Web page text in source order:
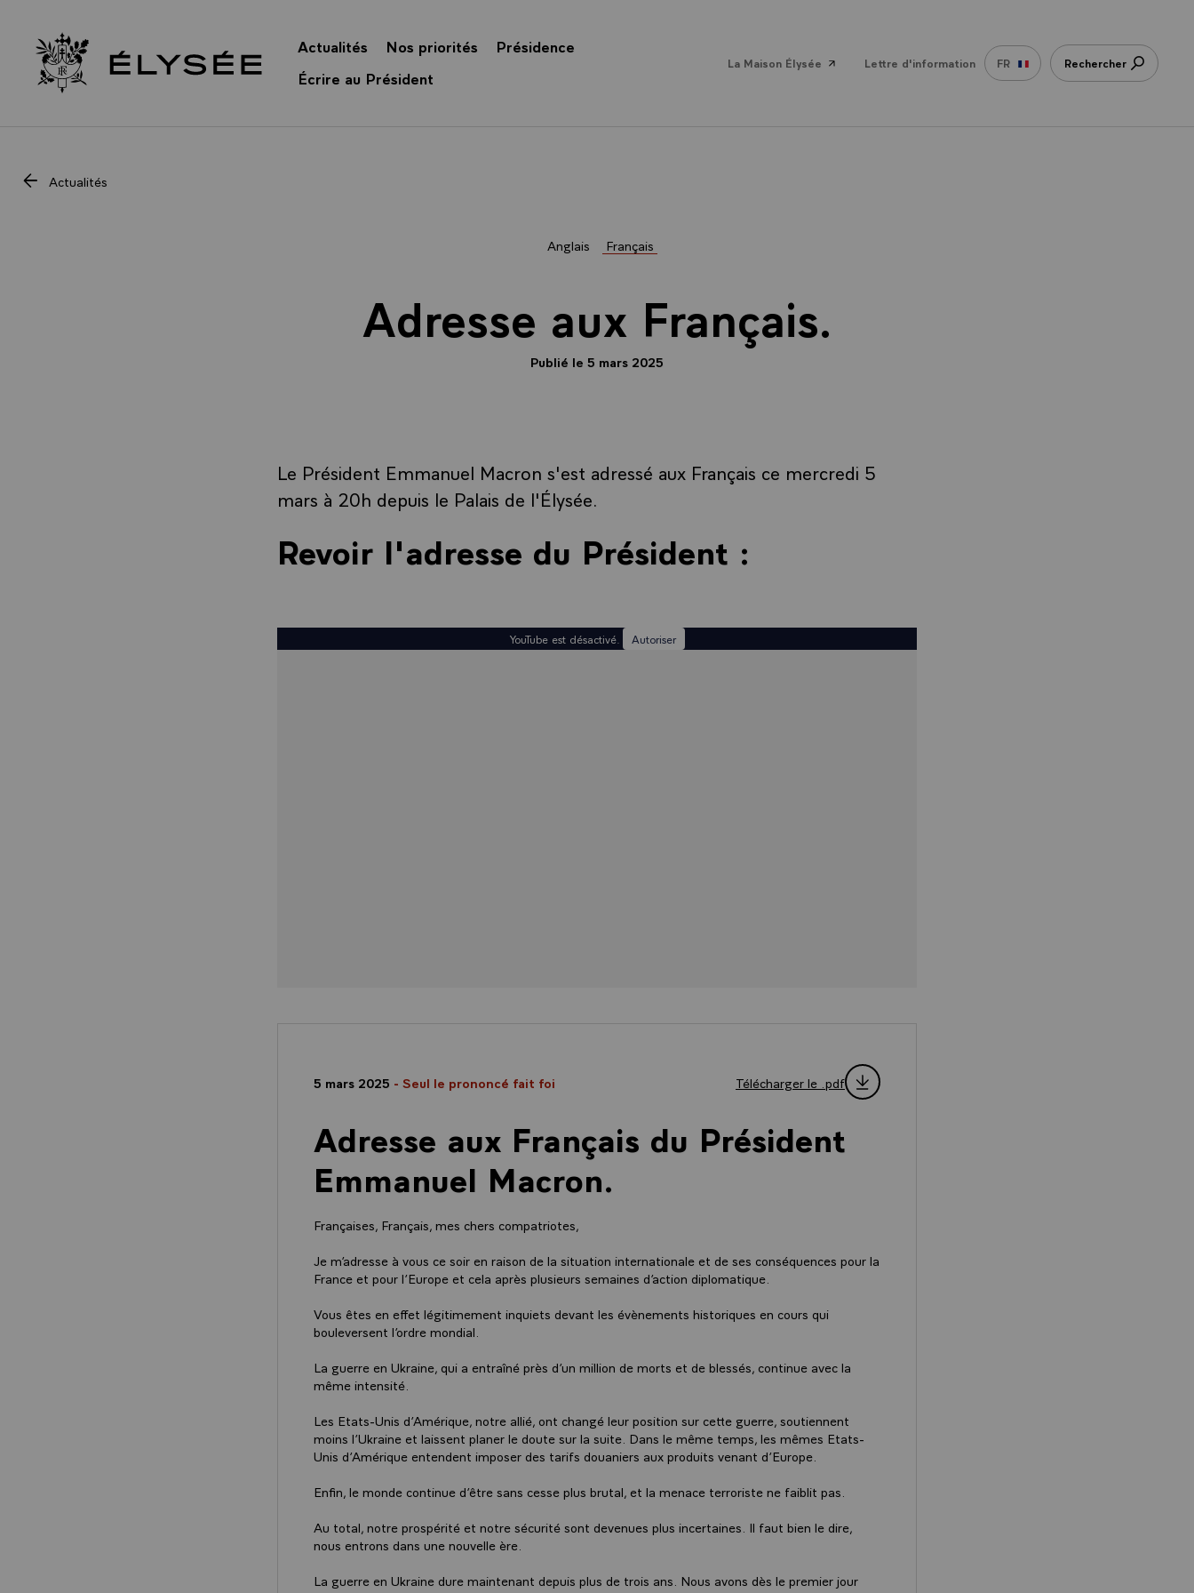
Retour à l’accueil Élysée
Actualités Nos priorités
Présidence
Écrire au Président
La Maison Élysée Lettre d'information FR Rechercher
Actualités
Anglais Français
Adresse aux Français.
Publié le 5 mars 2025
Le Président Emmanuel Macron s'est adressé aux Français ce mercredi 5
mars à 20h depuis le Palais de l'Élysée.
Revoir l'adresse du Président :
YouTube est désactivé. Autoriser
5 mars 2025 - Seul le prononcé fait foi Télécharger le .pdf
Adresse aux Français du Président
Emmanuel Macron.
Françaises, Français, mes chers compatriotes,
Je m’adresse à vous ce soir en raison de la situation internationale et de ses conséquences pour la
France et pour l’Europe et cela après plusieurs semaines d’action diplomatique.
Vous êtes en effet légitimement inquiets devant les évènements historiques en cours qui
bouleversent l’ordre mondial.
La guerre en Ukraine, qui a entraîné près d’un million de morts et de blessés, continue avec la
même intensité.
Les Etats-Unis d’Amérique, notre allié, ont changé leur position sur cette guerre, soutiennent
moins l’Ukraine et laissent planer le doute sur la suite. Dans le même temps, les mêmes Etats-
Unis d’Amérique entendent imposer des tarifs douaniers aux produits venant d’Europe.
Enfin, le monde continue d’être sans cesse plus brutal, et la menace terroriste ne faiblit pas.
Au total, notre prospérité et notre sécurité sont devenues plus incertaines. Il faut bien le dire,
nous entrons dans une nouvelle ère.
La guerre en Ukraine dure maintenant depuis plus de trois ans. Nous avons dès le premier jour